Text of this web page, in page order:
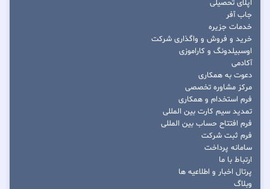
اپلای تحصیلی
جاب آفر
خدمات جزیره
خرید و فروش و واگذاری شرکت
اوسبیلدونگ و کاراموزی
آکادمی
دعوت به همکاری
مرکز مشاوره تخصصی
فرم استخدام و همکاری
تمدید سیم کارت بین المللی
فرم افتتاح حساب بین المللی
فرم ثبت شرکت
سامانه پرداخت
ارتباط با ما
پرتال اخبار و اطلاعیه ها
وبلاگ